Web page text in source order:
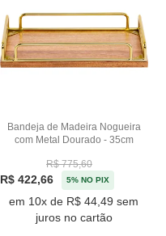
Bandeja de Madeira Nogueira
com Metal Dourado - 35cm
R$ 775,60
R$ 422,66 5% NO PIX
em 10x de R$ 44,49 sem
juros no cartão